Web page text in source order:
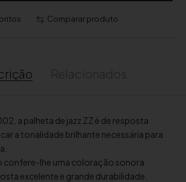
Comparar produto
a palheta de jazz ZZ é de resposta
a tonalidade brilhante necessária para
confere-lhe uma coloração sonora
excelente e grande durabilidade.